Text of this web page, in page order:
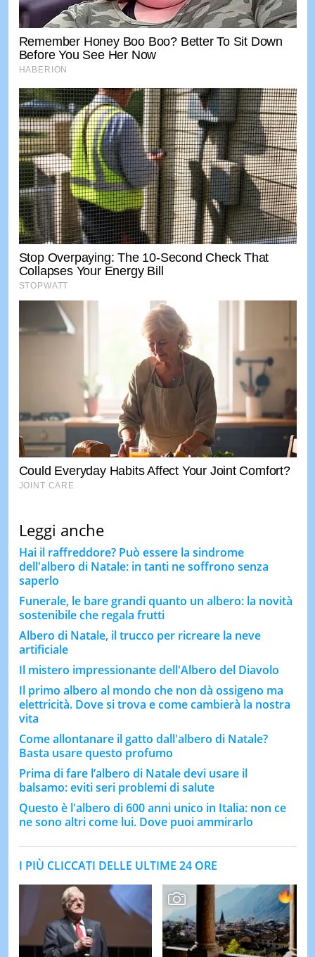
Leggi anche
Hai il raffreddore? Può essere la sindrome
dell'albero di Natale: in tanti ne soffrono senza
saperlo
Funerale, le bare grandi quanto un albero: la novità
sostenibile che regala frutti
Albero di Natale, il trucco per ricreare la neve
artificiale
Il mistero impressionante dell'Albero del Diavolo
Il primo albero al mondo che non dà ossigeno ma
elettricità. Dove si trova e come cambierà la nostra
vita
Come allontanare il gatto dall'albero di Natale?
Basta usare questo profumo
Prima di fare l’albero di Natale devi usare il
balsamo: eviti seri problemi di salute
Questo è l'albero di 600 anni unico in Italia: non ce
ne sono altri come lui. Dove puoi ammirarlo
I PIÙ CLICCATI DELLE ULTIME 24 ORE